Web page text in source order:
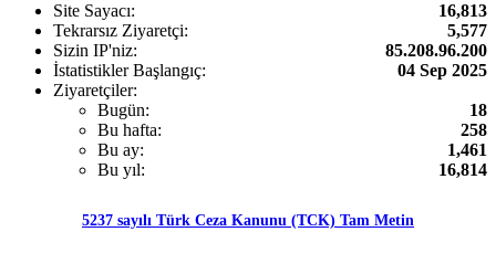
Site Sayacı:
16,813
Tekrarsız Ziyaretçi:
5,577
Sizin IP'niz:
85.208.96.200
İstatistikler Başlangıç:
04 Sep 2025
Ziyaretçiler:
Bugün:
18
Bu hafta:
258
Bu ay:
1,461
Bu yıl:
16,814
5237 sayılı Türk Ceza Kanunu (TCK) Tam Metin